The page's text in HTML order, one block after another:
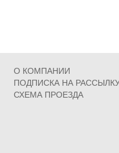
О КОМПАНИИ
ПОДПИСКА НА
СХЕМА ПРОЕЗДА